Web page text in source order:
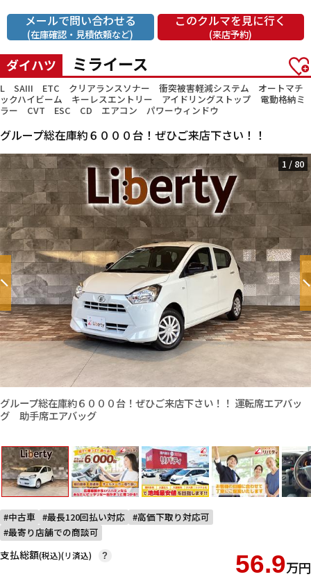
メールで問い合わせる
(在庫確認・見積依頼など)
このクルマを見に行く
(来店予約)
ダイハツ ミライース
L SAIII ETC クリアランスソナー 衝突被害軽減システム オートマチ
ックハイビーム キーレスエントリー アイドリングストップ 電動格納ミ
ラー CVT ESC CD エアコン パワーウィンドウ
グループ総在庫約６０００台！ぜひご来店下さい！！
グループ総在庫約６０００台！ぜひご来店下さい！！ 運転席エアバッ
グ 助手席エアバッグ
1 / 80
中古車 最長120回払い対応
高価下取り対応可
最寄り店舗での商談可
支払総額(税込)(リ済込) 56.9万円
?